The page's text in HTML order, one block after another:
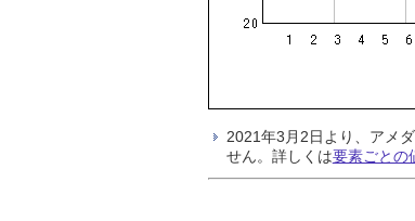
2021年3月2日より、アメ
せん。詳しくは要素ごとの